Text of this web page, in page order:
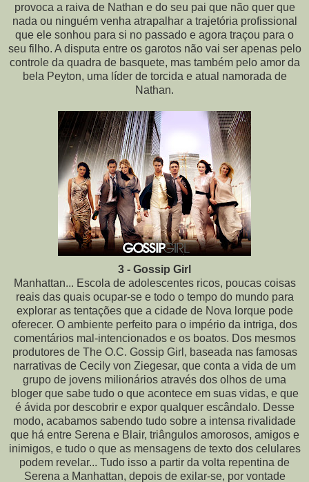
provoca a raiva de Nathan e do seu pai que não quer que
nada ou ninguém venha atrapalhar a trajetória profissional
que ele sonhou para si no passado e agora traçou para o
seu filho. A disputa entre os garotos não vai ser apenas pelo
controle da quadra de basquete, mas também pelo amor da
bela Peyton, uma líder de torcida e atual namorada de
Nathan.
3 - Gossip Girl
Manhattan... Escola de adolescentes ricos, poucas coisas
reais das quais ocupar-se e todo o tempo do mundo para
explorar as tentações que a cidade de Nova lorque pode
oferecer. O ambiente perfeito para o império da intriga, dos
comentários mal-intencionados e os boatos. Dos mesmos
produtores de The O.C. Gossip Girl, baseada nas famosas
narrativas de Cecily von Ziegesar, que conta a vida de um
grupo de jovens milionários através dos olhos de uma
bloger que sabe tudo o que acontece em suas vidas, e que
é ávida por descobrir e expor qualquer escândalo. Desse
modo, acabamos sabendo tudo sobre a intensa rivalidade
que há entre Serena e Blair, triângulos amorosos, amigos e
inimigos, e tudo o que as mensagens de texto dos celulares
podem revelar... Tudo isso a partir da volta repentina de
Serena a Manhattan, depois de exilar-se, por vontade